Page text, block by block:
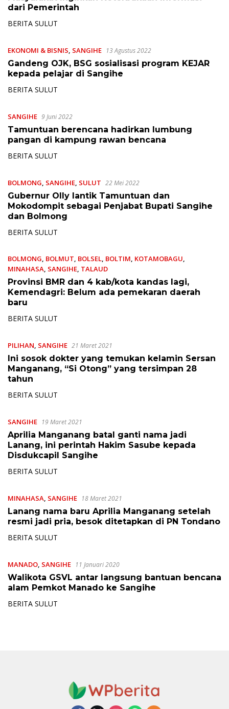
dari Pemerintah
BERITA SULUT
EKONOMI & BISNIS SANGIHE 13 Agustus 2022
Gandeng OJK, BSG sosialisasi program KEJAR
kepada pelajar di Sangihe
BERITA SULUT
SANGIHE 9 Juni 2022
Tamuntuan berencana hadirkan lumbung
pangan di kampung rawan bencana
BERITA SULUT
BOLMONG SANGIHE SULUT 22 Mei 2022
Gubernur Olly lantik Tamuntuan dan
Mokodompit sebagai Penjabat Bupati Sangihe
dan Bolmong
BERITA SULUT
BOLMONG BOLMUT BOLSEL BOLTIM KOTAMOBAGU
MINAHASA SANGIHE TALAUD
17 Februari 2022
Provinsi BMR dan 4 kab/kota kandas lagi,
Kemendagri: Belum ada pemekaran daerah
baru
BERITA SULUT
PILIHAN SANGIHE 21 Maret 2021
Ini sosok dokter yang temukan kelamin Sersan
Manganang, “Si Otong” yang tersimpan 28
tahun
BERITA SULUT
SANGIHE 19 Maret 2021
Aprilia Manganang batal ganti nama jadi
Lanang, ini perintah Hakim Sasube kepada
Disdukcapil Sangihe
BERITA SULUT
MINAHASA SANGIHE 18 Maret 2021
Lanang nama baru Aprilia Manganang setelah
resmi jadi pria, besok ditetapkan di PN Tondano
BERITA SULUT
MANADO SANGIHE 11 Januari 2020
Walikota GSVL antar langsung bantuan bencana
alam Pemkot Manado ke Sangihe
BERITA SULUT